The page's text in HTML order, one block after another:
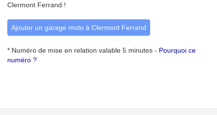
Clermont Ferrand !
Ajouter un garage moto à Clermont Ferrand
* Numéro de mise en relation valable 5 minutes - Pourquoi ce
numéro ?